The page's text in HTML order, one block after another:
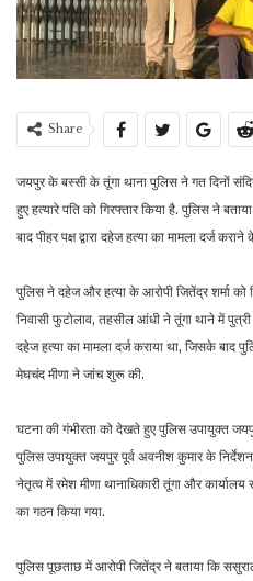
Share
जयपुर के बस्सी के तूंगा थाना पुलिस ने गत दिनों
हुए हत्यारे पति को गिरफ्तार किया है. पुलिस ने
बाद पीहर पक्ष द्वारा दहेज हत्या का मामला दर्ज
पुलिस ने दहेज और हत्या के आरोपी जितेंद्र शर्मा को
निवासी फुटोलाव, तहसील आंधी ने तूंगा थाने में
दहेज हत्या का मामला दर्ज कराया था, जिसके
मेघचंद मीणा ने जांच शुरू की.
घटना की गंभीरता को देखते हुए पुलिस उपायुक्त
पुलिस उपायुक्त जयपुर पूर्व अवनीश कुमार के
नेतृत्व में रमेश मीणा थानाधिकारी तूंगा और
का गठन किया गया.
पुलिस पूछताछ में आरोपी जितेंद्र ने बताया कि